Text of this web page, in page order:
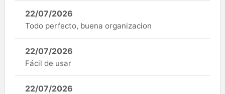
22/07/2026
Todo perfecto, buena organizacion
22/07/2026
Fácil de usar
22/07/2026